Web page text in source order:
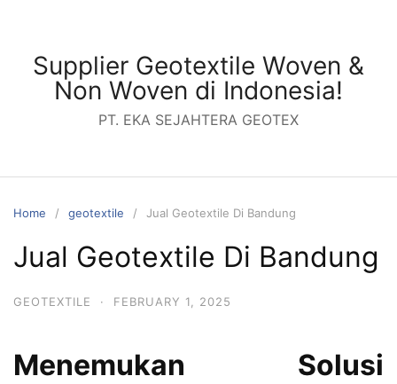
contentSupplier Geotextile Woven &
Non Woven di Indonesia!
PT. EKA SEJAHTERA GEOTEX
Home geotextile Jual Geotextile Di Bandung
Jual Geotextile Di Bandung
GEOTEXTILE · FEBRUARY 1, 2025
Menemukan Solusi